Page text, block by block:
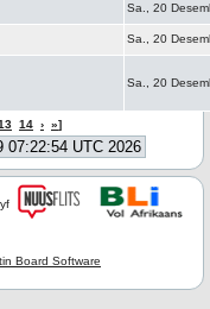
Sa., 20
Sa., 20
Sa., 20
14 › »]
07:22:54 UTC 2026
Board Software